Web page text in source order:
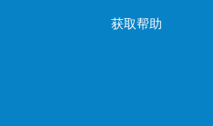
获取帮助